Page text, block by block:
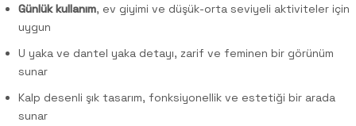
Günlük kullanım, ev giyimi ve düşük-orta seviyeli aktiviteler için
uygun
U yaka ve dantel yaka detayı, zarif ve feminen bir görünüm
sunar
Kalp desenli şık tasarım, fonksiyonellik ve estetiği bir arada
sunar